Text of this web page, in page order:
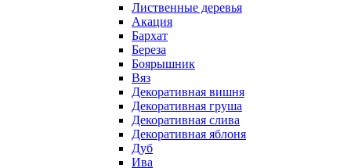
Лиственные деревья
Акация
Бархат
Береза
Боярышник
Вяз
Декоративная вишня
Декоративная груша
Декоративная слива
Декоративная яблоня
Дуб
Ива